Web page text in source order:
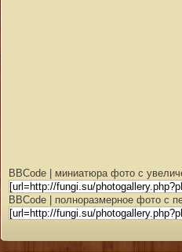
BBCode | миниатюра фото с
BBCode | полноразмерное фото с